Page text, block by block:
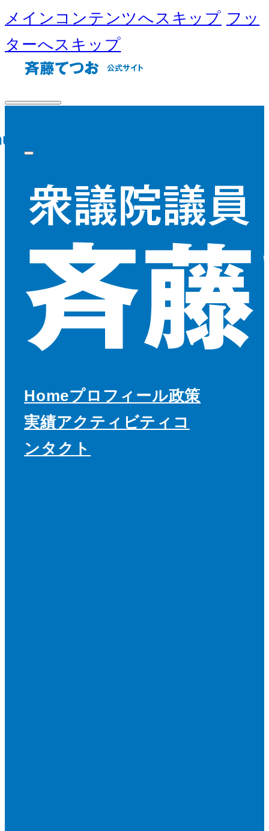
メインコンテンツへスキップ フッ
ターへスキップ
Homeプロフィール政策
実績アクティビティ コ
ンタクト